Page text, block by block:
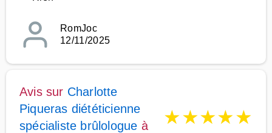
RomJoc
12/11/2025
Avis sur Charlotte
Piqueras diététicienne
spécialiste brûlologue à
★★★★★